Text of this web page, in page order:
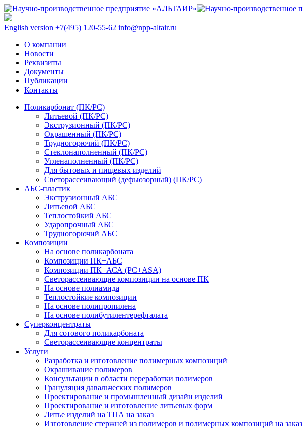
English version +7(495) 120-55-62 info@npp-altair.ru
О компании
Новости
Реквизиты
Документы
Публикации
Контакты
Поликарбонат (ПК/PC)
Литьевой (ПК/PC)
Экструзионный (ПК/PC)
Окрашенный (ПК/PC)
Трудногорючий (ПК/PC)
Стеклонаполненный (ПК/PC)
Угленаполненный (ПК/PC)
Для бытовых и пищевых изделий
Светорассеивающий (дефьюзорный) (ПК/PC)
АБС-пластик
Экструзионный АБС
Литьевой АБС
Теплостойкий АБС
Ударопрочный АБС
Трудногорючий АБС
Композиции
На основе поликарбоната
Композиции ПК+АБС
Композиции ПК+АСА (PC+ASA)
Светорассеивающие композиции на основе ПК
На основе полиамида
Теплостойкие композиции
На основе полипропилена
На основе полибутилентерефталата
Суперконцентраты
Для сотового поликарбоната
Светорассеивающие концентраты
Услуги
Разработка и изготовление полимерных композиций
Окрашивание полимеров
Консультации в области переработки полимеров
Грануляция давальческих полимеров
Проектирование и промышленный дизайн изделий
Проектирование и изготовление литьевых форм
Литье изделий на ТПА на заказ
Изготовление стержней из полимеров и полимерных композиций на заказ